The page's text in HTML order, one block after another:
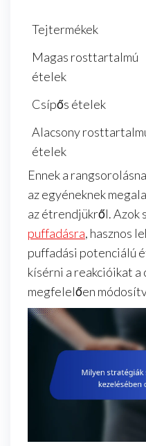
Tejtermékek
Magas rosttartalmú
ételek
Csípős ételek
Alacsony
ételek
Ennek a
az egyéneknek
az étrendjükről. Azok
puffadásra, hasznos
puffadási potenciálú
kísérni a reakcióikat
megfelelően